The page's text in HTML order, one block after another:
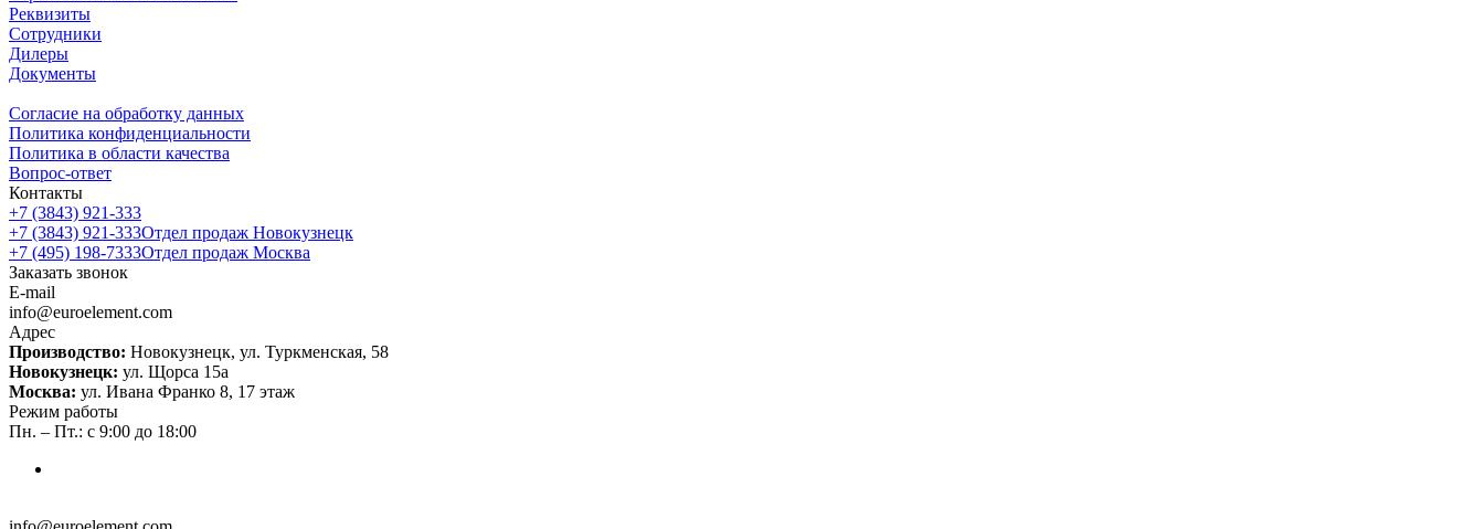
Реквизиты
Сотрудники
Дилеры
Документы
Согласие на обработку данных
Политика конфиденциальности
Политика в области качества
Вопрос-ответ
Контакты
+7 (3843) 921-333
+7 (3843) 921-333Отдел продаж Новокузнецк
+7 (495) 198-7333Отдел продаж Москва
Заказать звонок
E-mail
info@euroelement.com
Адрес
Производство: Новокузнецк, ул. Туркменская, 58
Новокузнецк: ул. Щорса 15а
Москва: ул. Ивана Франко 8, 17 этаж
Режим работы
Пн. – Пт.: с 9:00 до 18:00